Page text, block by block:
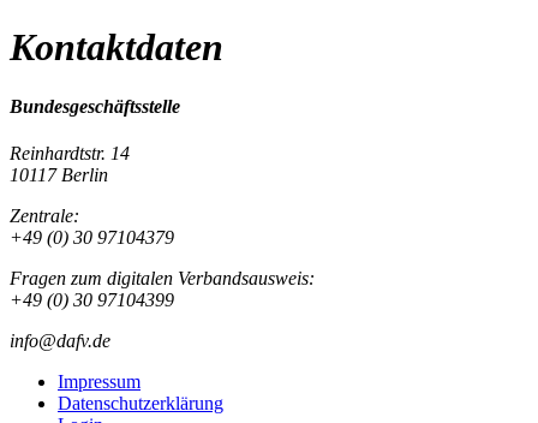
Kontaktdaten
Bundesgeschäftsstelle
Reinhardtstr. 14
10117 Berlin
Zentrale:
+49 (0) 30 97104379
Fragen zum digitalen Verbandsausweis:
+49 (0) 30 97104399
info@dafv.de
Impressum
Datenschutzerklärung